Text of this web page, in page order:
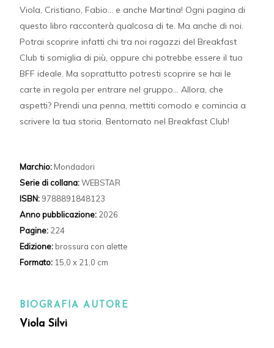
Viola, Cristiano, Fabio… e anche Martina! Ogni pagina di
questo libro racconterà qualcosa di te. Ma anche di noi.
Potrai scoprire infatti chi tra noi ragazzi del Breakfast
Club ti somiglia di più, oppure chi potrebbe essere il tuo
BFF ideale. Ma soprattutto potresti scoprire se hai le
carte in regola per entrare nel gruppo… Allora, che
aspetti? Prendi una penna, mettiti comodo e comincia a
scrivere la tua storia. Bentornato nel Breakfast Club!
Marchio: Mondadori
Serie di collana:WEBSTAR
ISBN: 9788891848123
Anno pubblicazione: 2026
Pagine: 224
Edizione: brossura con alette
Formato: 15,0 x 21,0 cm
BIOGRAFIA AUTORE
Viola Silvi